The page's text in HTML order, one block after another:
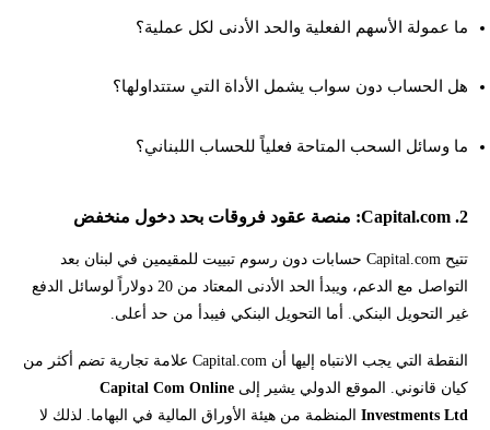
ما عمولة الأسهم الفعلية والحد الأدنى لكل عملية؟
هل الحساب دون سواب يشمل الأداة التي ستتداولها؟
ما وسائل السحب المتاحة فعلياً للحساب اللبناني؟
2. Capital.com: منصة عقود فروقات بحد دخول منخفض
تتيح Capital.com حسابات دون رسوم تبييت للمقيمين في لبنان بعد
التواصل مع الدعم، ويبدأ الحد الأدنى المعتاد من 20 دولاراً لوسائل الدفع
غير التحويل البنكي. أما التحويل البنكي فيبدأ من حد أعلى.
النقطة التي يجب الانتباه إليها أن Capital.com علامة تجارية تضم أكثر من
كيان قانوني. الموقع الدولي يشير إلى Capital Com Online
Investments Ltd المنظمة من هيئة الأوراق المالية في البهاما. لذلك لا